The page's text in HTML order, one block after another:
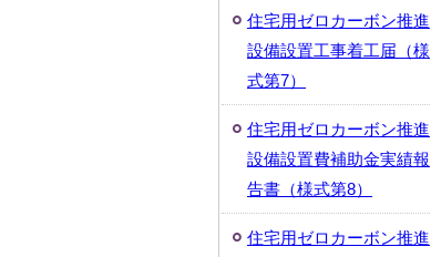
住宅用ゼロカーボン推進
設備設置工事着工届（様
式第7）
住宅用ゼロカーボン推進
設備設置費補助金実績報
告書（様式第8）
住宅用ゼロカーボン推進